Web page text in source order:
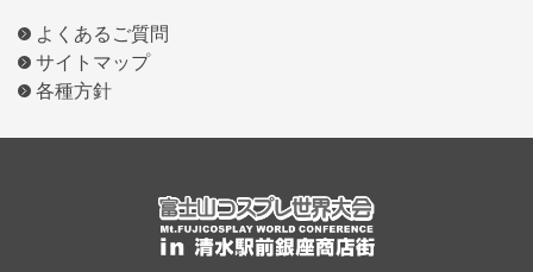
よくあるご質問
サイトマップ
各種方針